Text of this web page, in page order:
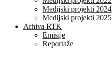
Medijski projekti 2024
Medijski projekti 2025
Arhiva RTK
Emisije
Reportaže